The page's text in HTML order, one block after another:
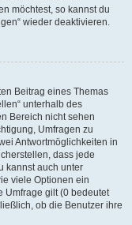
möchtest, so kannst du
wieder deaktivieren.
Beitrag eines Themas
unterhalb des
Bereich nicht sehen
Umfragen zu
Antwortmöglichkeiten in
dass jede
kannst auch unter
viele Optionen ein
Umfrage gilt (0 bedeutet
ob die Benutzer ihre